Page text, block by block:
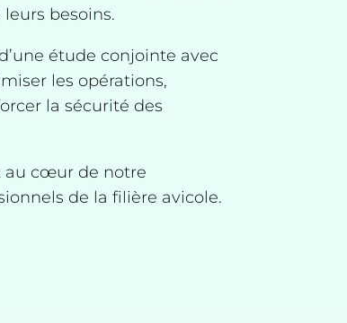
besoins.
étude conjointe avec
les opérations,
la sécurité des
au cœur de notre
de la filière avicole.